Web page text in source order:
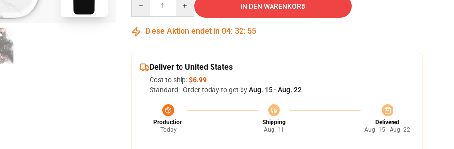
IN DEN WARENKORB
Diese Aktion endet in 04: 32: 54
Deliver to United States
Cost to ship:$6.99
Standard - Order today to get byAug. 15 - Aug. 22
Production
Today
Shipping
Aug. 11
Delivered
Aug. 15 - Aug. 22